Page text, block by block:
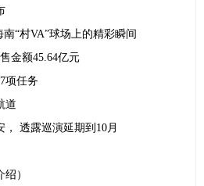
“村VA”球场上的精彩瞬间
金额45.64亿元
项任务
道
透露巡演延期到10月
）